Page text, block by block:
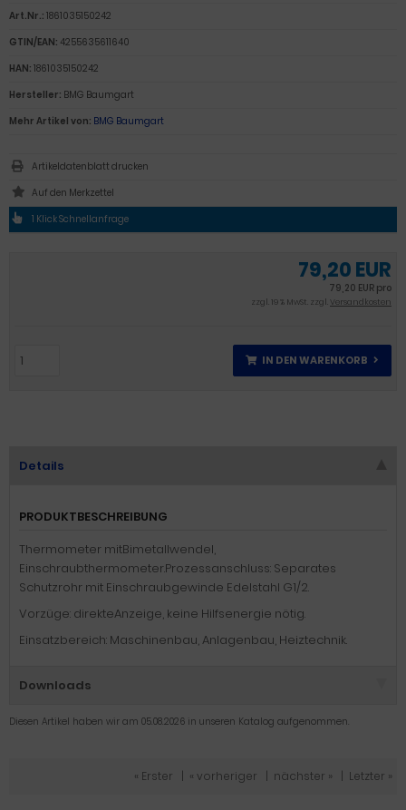
79,20 EUR
79,20 EUR pro
zzgl. 19 % MwSt. zzgl.Versandkosten
IN DEN WARENKORB
Art.Nr.: 1861035150242
GTIN/EAN: 4255635611640
HAN: 1861035150242
Hersteller: BMG Baumgart
Mehr Artikel von: BMG Baumgart
Artikeldatenblatt drucken
1 Klick Schnellanfrage
Details
PRODUKTBESCHREIBUNG
Thermometer mitBimetallwendel,
Einschraubthermometer.Prozessanschluss: Separates
Schutzrohr mit Einschraubgewinde Edelstahl G1/2.
Vorzüge: direkteAnzeige, keine Hilfsenergie nötig.
Einsatzbereich: Maschinenbau, Anlagenbau, Heiztechnik.
Downloads
Diesen Artikel haben wir am 05.08.2026 in unseren Katalog aufgenommen.
« Erster « vorheriger nächster » Letzter »